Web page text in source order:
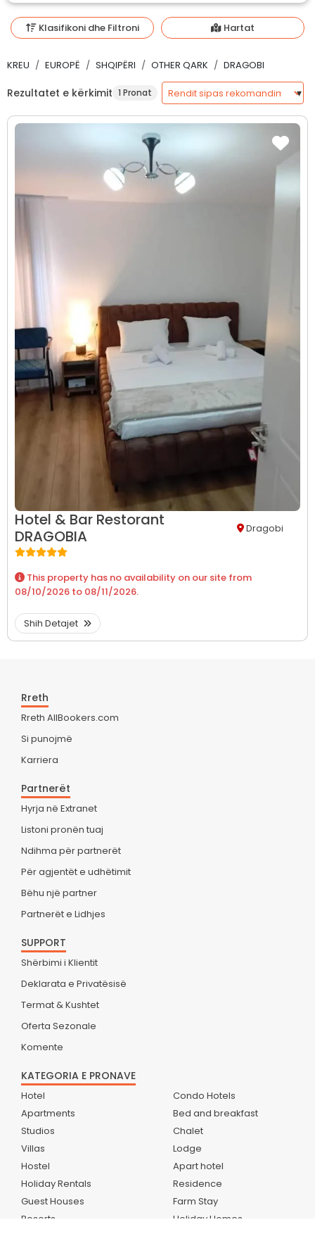
Klasifikoni dhe Filtroni Hartat
KREU EUROPË SHQIPËRI OTHER QARK DRAGOBI
Rezultatet e kërkimit 1 Pronat
Hotel & Bar Restorant
DRAGOBIA
Dragobi
This property has no availability on our site from
08/10/2026 to 08/11/2026.
Shih Detajet
Rreth
Rreth AllBookers.com
Si punojmë
Karriera
Partnerët
Hyrja në Extranet
Listoni pronën tuaj
Ndihma për partnerët
Për agjentët e udhëtimit
Bëhu një partner
Partnerët e Lidhjes
SUPPORT
Shërbimi i Klientit
Deklarata e Privatësisë
Termat & Kushtet
Oferta Sezonale
Komente
KATEGORIA E PRONAVE
Hotel
Apartments
Studios
Villas
Hostel
Holiday Rentals
Guest Houses
Resorts
Condo Hotels
Bed and breakfast
Chalet
Lodge
Apart hotel
Residence
Farm Stay
Holiday Homes